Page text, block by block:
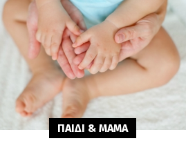
ΠΑΙΔΙ & ΜΑΜA